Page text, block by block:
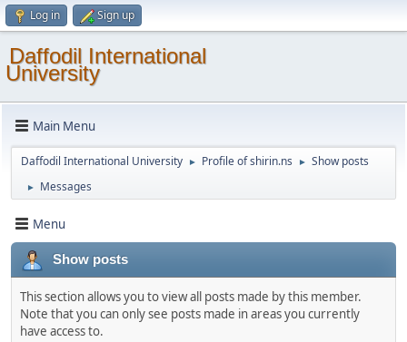
Log in Sign up
Daffodil International
University
Main Menu
Daffodil International University ► Profile of shirin.ns ► Show posts
► Messages
Menu
Show posts
This section allows you to view all posts made by this member.
Note that you can only see posts made in areas you currently
have access to.